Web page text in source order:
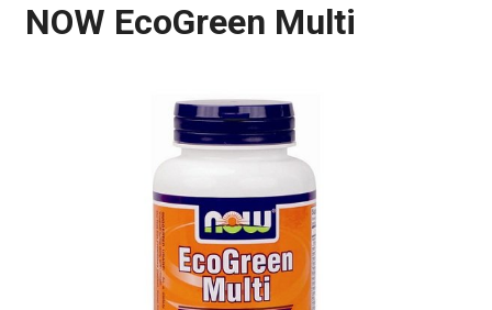
NOW EcoGreen Multi